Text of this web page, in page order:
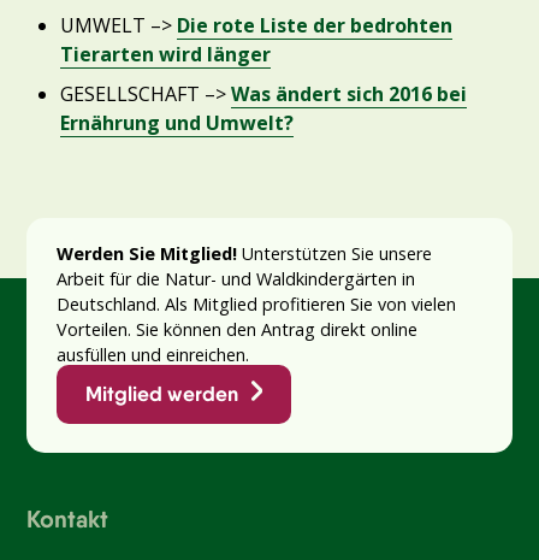
UMWELT –> Die rote Liste der bedrohten
Tierarten wird länger
GESELLSCHAFT –>Was ändert sich 2016 bei
Ernährung und Umwelt?
Werden Sie Mitglied!Unterstützen Sie unsere
Arbeit für die Natur- und Waldkindergärten in
Deutschland. Als Mitglied profitieren Sie von vielen
Vorteilen. Sie können den Antrag direkt online
ausfüllen und einreichen.
Mitglied werden
Kontakt